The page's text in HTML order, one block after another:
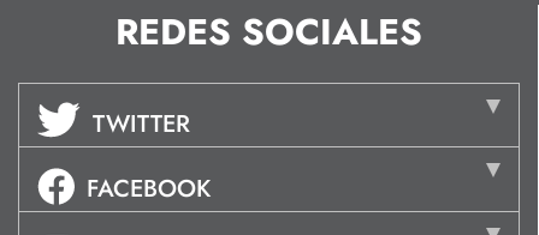
REDES SOCIALES
TWITTER
FACEBOOK